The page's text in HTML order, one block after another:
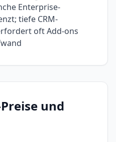
Enterprise-
tiefe CRM-
oft Add-ons
und